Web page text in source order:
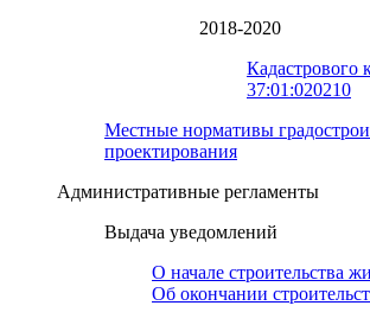
2018-2020
Кадастрового
37:01:020210
Местные нормативы
проектирования
Административные регламенты
Выдача уведомлений
О начале строительства
Об окончании